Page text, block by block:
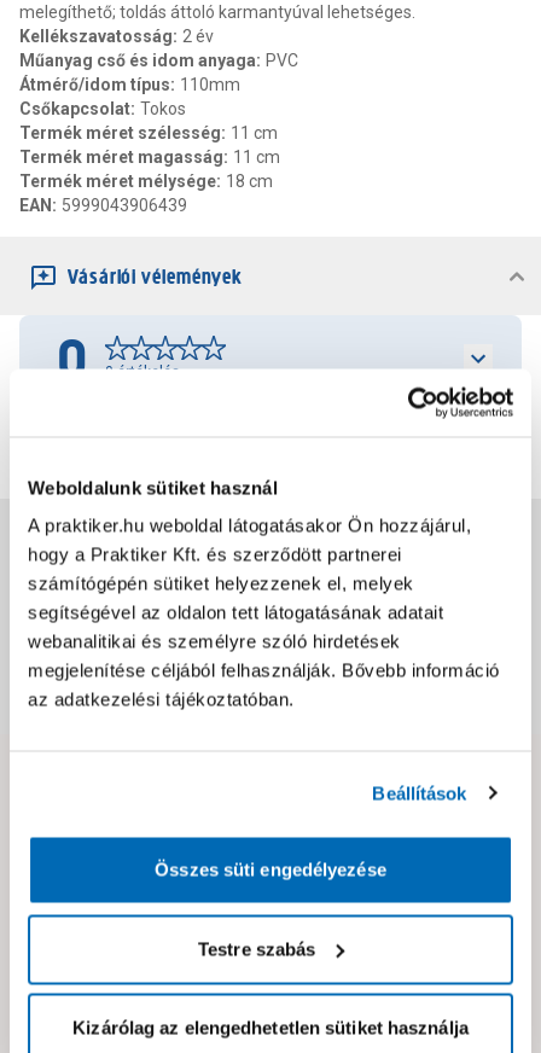
Weboldalunk sütiket használ
A praktiker.hu weboldal látogatásakor Ön hozzájárul,
hogy a Praktiker Kft. és szerződött partnerei
számítógépén sütiket helyezzenek el, melyek
segítségével az oldalon tett látogatásának adatait
webanalitikai és személyre szóló hirdetések
megjelenítése céljából felhasználják. Bővebb információ
az adatkezelési tájékoztatóban.
Beállítások
Összes süti engedélyezése
Testre szabás
Kizárólag az elengedhetetlen sütiket használja
melegíthető; toldás áttoló karmantyúval lehetséges.
Kellékszavatosság: 2 év
Műanyag cső és idom anyaga: PVC
Átmérő/idom típus: 110mm
Csőkapcsolat: Tokos
Termék méret szélesség: 11 cm
Termék méret magasság: 11 cm
Termék méret mélysége: 18 cm
EAN : 5999043906439
Vásárlói vélemények
0 0értékelés
Jótállás, szavatosság
Csomagolási és súly információk
Dokumentumok, felelős személy
Hibát találtál az oldalon vagy a termék leírásában?
Neked ajánljuk!